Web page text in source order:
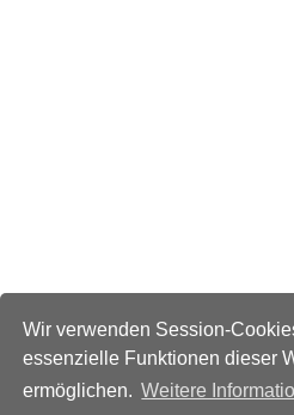
Wir verwenden Session-
essenzielle Funktionen dieser
ermöglichen. Weitere